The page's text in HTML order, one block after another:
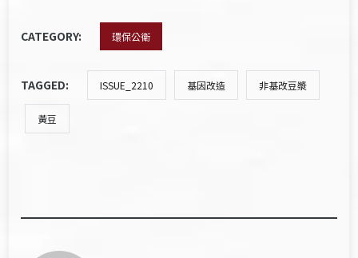
CATEGORY: 環保公衛
TAGGED: ISSUE_2210 基因改造 非基改豆漿
黃豆